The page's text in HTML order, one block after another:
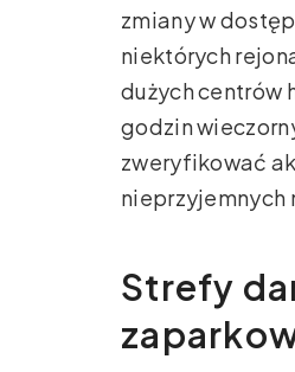
zmiany w
niektórych
dużych centrów
godzin
zweryfikować
nieprzyjemnych
Strefy